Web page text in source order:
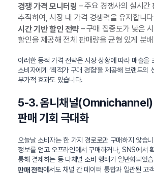
경쟁 가격 모니터링 – 주요 경쟁사의 실시간
추적하여, 시장 내 가격 경쟁력을 유지합니
시간 기반 할인 전략– 구매 집중도가 낮은
할인을 제공해 전체 판매량을 균형 있게 분
이러한 동적 가격 전략은 시장 상황에 따라 매출을
소비자에게 ‘최적가 구매 경험’을 제공해 브랜드의
부가적 효과도 있습니다.
5-3. 옴니채널(Omnichannel)
판매 기회 극대화
오늘날 소비자는 한 가지 경로로만 구매하지 않습
정보를 얻고 오프라인에서 구매하거나, SNS에서
통해 결제하는 등 다채널 소비 행태가 일반화되었
판매 전략에서도 채널 간 데이터 통합과 일관된 고